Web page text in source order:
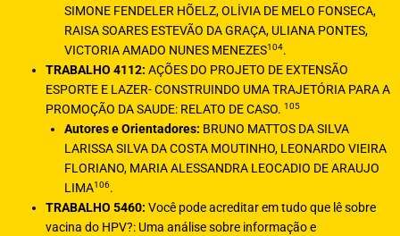
SIMONE FENDELER HÕELZ, OLİVIA DE MELO FONSECA,
RAISA SOARES ESTEVÃO DA GRAÇA, ULIANA PONTES,
VICTORIA AMADO NUNES MENEZES104.
TRABALHO 4112: AÇÕES DO PROJETO DE EXTENSÃO
ESPORTE E LAZER- CONSTRUINDO UMA TRAJETÓRIA PARA A
PROMOÇÃO DA SAUDE: RELATO DE CASO.105
Autores e Orientadores: BRUNO MATTOS DA SILVA
LARISSA SILVA DA COSTA MOUTINHO, LEONARDO VIEIRA
FLORIANO, MARIA ALESSANDRA LEOCADIO DE ARAUJO
LIMA106.
TRABALHO 5460: Você pode acreditar em tudo que lê sobre
vacina do HPV?: Uma análise sobre informação e